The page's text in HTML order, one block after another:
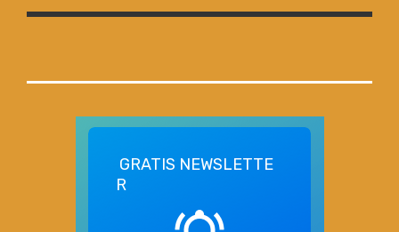
GRATIS NEWSLETTE
R